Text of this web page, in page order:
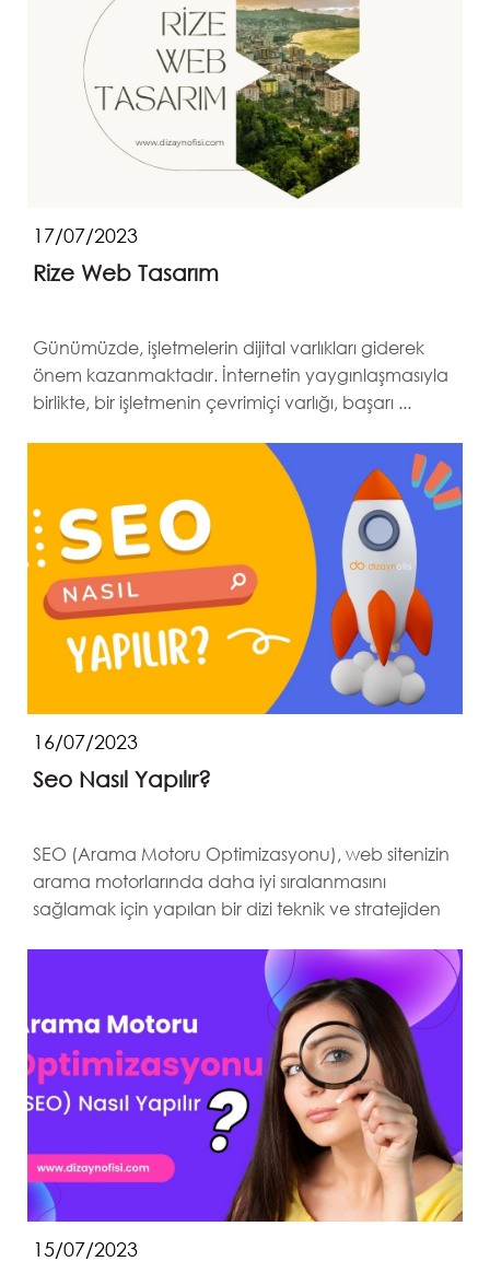
17/07/2023
Rize Web Tasarım
Günümüzde, işletmelerin dijital varlıkları giderek
önem kazanmaktadır. İnternetin yaygınlaşmasıyla
birlikte, bir işletmenin çevrimiçi varlığı, başarı ...
16/07/2023
Seo Nasıl Yapılır?
SEO (Arama Motoru Optimizasyonu), web sitenizin
arama motorlarında daha iyi sıralanmasını
sağlamak için yapılan bir dizi teknik ve stratejiden
15/07/2023